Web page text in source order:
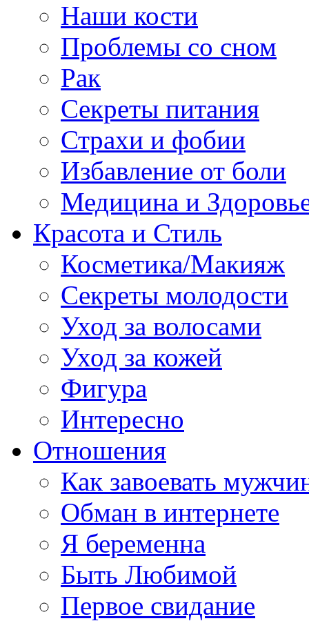
Наши кости
Проблемы со сном
Рак
Секреты питания
Страхи и фобии
Избавление от боли
Медицина и
Красота и Стиль
Косметика/Макияж
Секреты молодости
Уход за волосами
Уход за кожей
Фигура
Интересно
Отношения
Как завоевать
Обман в интернете
Я беременна
Быть Любимой
Первое свидание